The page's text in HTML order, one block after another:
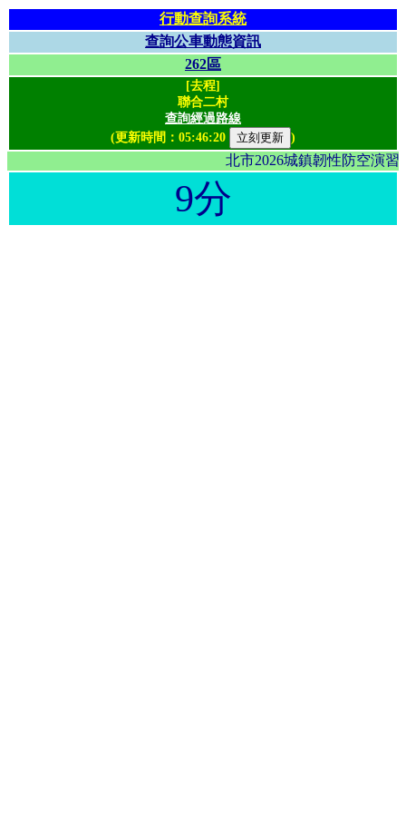
行動查詢系統
查詢公車動態資訊
262區
[去程]
聯合二村
查詢經過路線
(更新時間： 05:46:20 )
北市2026城鎮韌性防空
9分